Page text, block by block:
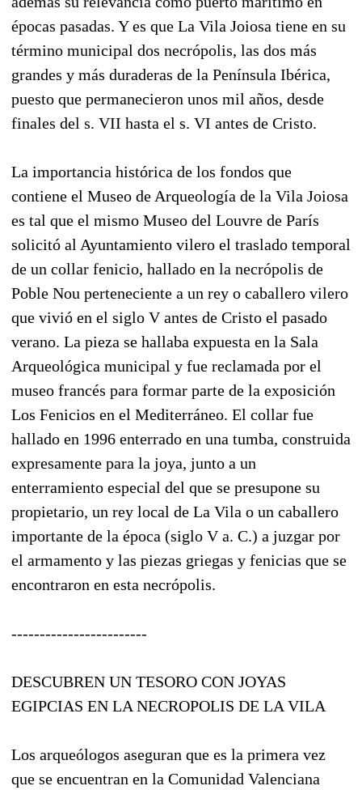
épocas pasadas. Y es que La Vila Joiosa tiene en su
término municipal dos necrópolis, las dos más
grandes y más duraderas de la Península Ibérica,
puesto que permanecieron unos mil años, desde
finales del s. VII hasta el s. VI antes de Cristo.
La importancia histórica de los fondos que
contiene el Museo de Arqueología de la Vila Joiosa
es tal que el mismo Museo del Louvre de París
solicitó al Ayuntamiento vilero el traslado temporal
de un collar fenicio, hallado en la necrópolis de
Poble Nou perteneciente a un rey o caballero vilero
que vivió en el siglo V antes de Cristo el pasado
verano. La pieza se hallaba expuesta en la Sala
Arqueológica municipal y fue reclamada por el
museo francés para formar parte de la exposición
Los Fenicios en el Mediterráneo. El collar fue
hallado en 1996 enterrado en una tumba, construida
expresamente para la joya, junto a un
enterramiento especial del que se presupone su
propietario, un rey local de La Vila o un caballero
importante de la época (siglo V a. C.) a juzgar por
el armamento y las piezas griegas y fenicias que se
encontraron en esta necrópolis.
------------------------
DESCUBREN UN TESORO CON JOYAS
EGIPCIAS EN LA NECROPOLIS DE LA VILA
Los arqueólogos aseguran que es la primera vez
que se encuentran en la Comunidad Valenciana